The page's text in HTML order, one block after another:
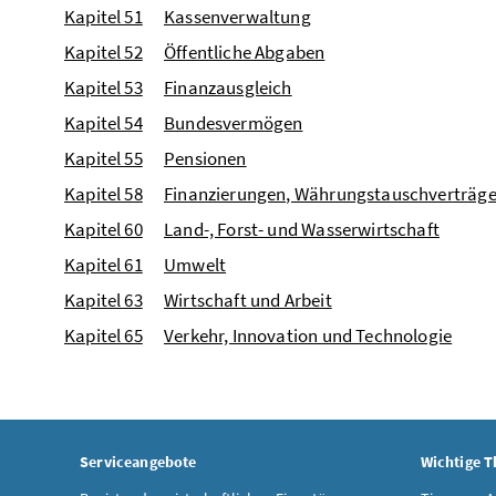
Kapitel 51
Kassenverwaltung
Kapitel 52
Öffentliche Abgaben
Kapitel 53
Finanzausgleich
Kapitel 54
Bundesvermögen
Kapitel 55
Pensionen
Kapitel 58
Finanzierungen, Währungstauschverträge
Kapitel 60
Land-, Forst- und Wasserwirtschaft
Kapitel 61
Umwelt
Kapitel 63
Wirtschaft und Arbeit
Kapitel 65
Verkehr, Innovation und Technologie
Serviceangebote
Wichtige